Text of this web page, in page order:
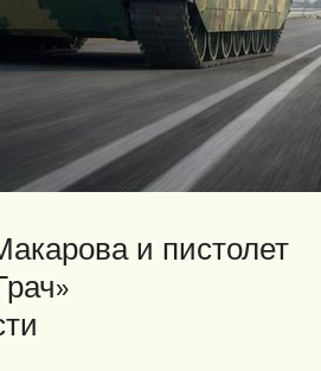
и пистолет